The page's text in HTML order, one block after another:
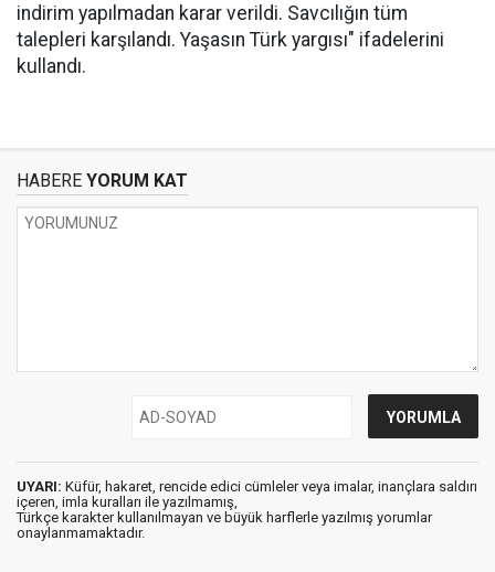
indirim yapılmadan karar verildi. Savcılığın tüm
talepleri karşılandı. Yaşasın Türk yargısı" ifadelerini
kullandı.
HABERE YORUM KAT
UYARI: Küfür, hakaret, rencide edici cümleler veya imalar, inançlara saldırı
içeren, imla kuralları ile yazılmamış,
Türkçe karakter kullanılmayan ve büyük harflerle yazılmış yorumlar
onaylanmamaktadır.